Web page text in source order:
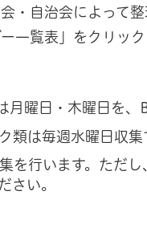
・自治会によって
一覧表」をクリッ
月曜日・木曜日を、
類は毎週水曜日収集
を行います。ただ
さい。